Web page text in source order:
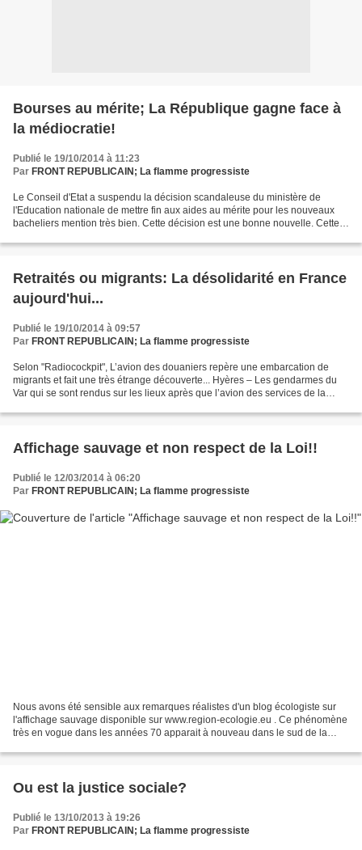
Bourses au mérite; La République gagne face à
la médiocratie!
Publié le 19/10/2014 à 11:23
Par FRONT REPUBLICAIN; La flamme progressiste
Le Conseil d'Etat a suspendu la décision scandaleuse du ministère de
l'Education nationale de mettre fin aux aides au mérite pour les nouveaux
bacheliers mention très bien. Cette décision est une bonne nouvelle. Cette
Retraités ou migrants: La désolidarité en France
aujourd'hui...
Publié le 19/10/2014 à 09:57
Par FRONT REPUBLICAIN; La flamme progressiste
Selon "Radiocockpit", L’avion des douaniers repère une embarcation de
migrants et fait une très étrange découverte... Hyères – Les gendarmes du
Var qui se sont rendus sur les lieux après que l’avion des services de la
Affichage sauvage et non respect de la Loi!!
Publié le 12/03/2014 à 06:20
Par FRONT REPUBLICAIN; La flamme progressiste
Nous avons été sensible aux remarques réalistes d'un blog écologiste sur
l'affichage sauvage disponible sur www.region-ecologie.eu . Ce phénomène
très en vogue dans les années 70 apparait à nouveau dans le sud de la
Ou est la justice sociale?
Publié le 13/10/2013 à 19:26
Par FRONT REPUBLICAIN; La flamme progressiste